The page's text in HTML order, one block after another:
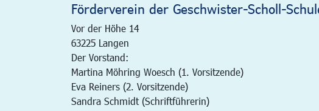
Förderverein der Geschwister-Scholl-
Vor der Höhe 14
63225 Langen
Der Vorstand:
Martina Möhring Woesch (1. Vorsitzende)
Eva Reiners (2. Vorsitzende)
Sandra Schmidt (Schriftführerin)